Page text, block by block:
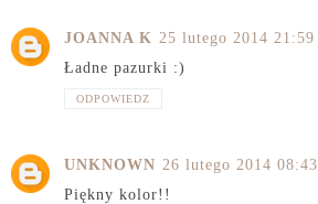
JOANNA K 25 lutego 2014 21:59
Ładne pazurki :)
ODPOWIEDZ
UNKNOWN 26 lutego 2014 08:43
Piękny kolor!!